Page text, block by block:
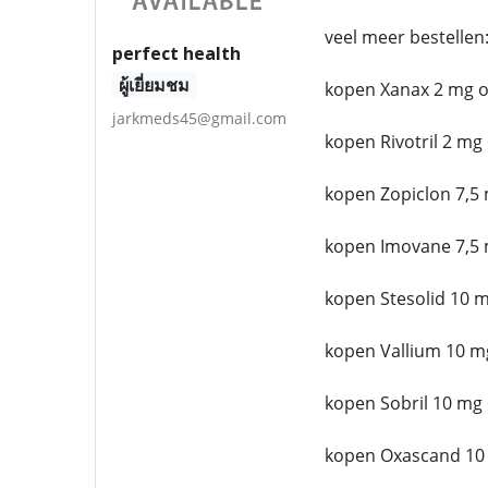
perfect health
ผู้เยี่ยมชม
jarkmeds45@gmail.com
veel meer bestellen:
kopen Xanax 2 mg
kopen Rivotril 2
kopen Zopiclon 7,5
kopen Imovane 7,5
kopen Stesolid 10
kopen Vallium 10
kopen Sobril 10
kopen Oxascand